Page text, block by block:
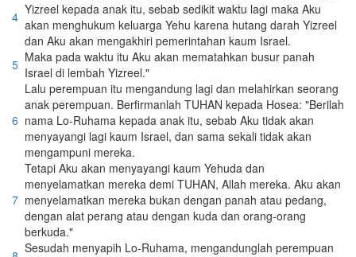
4 Yizreel kepada anak itu, sebab sedikit waktu lagi maka Aku
akan menghukum keluarga Yehu karena hutang darah Yizreel
dan Aku akan mengakhiri pemerintahan kaum Israel.
5 Maka pada waktu itu Aku akan mematahkan busur panah
Israel di lembah Yizreel."
6
Lalu perempuan itu mengandung lagi dan melahirkan seorang
anak perempuan. Berfirmanlah TUHAN kepada Hosea: "Berilah
nama Lo-Ruhama kepada anak itu, sebab Aku tidak akan
menyayangi lagi kaum Israel, dan sama sekali tidak akan
mengampuni mereka.
7
Tetapi Aku akan menyayangi kaum Yehuda dan
menyelamatkan mereka demi TUHAN, Allah mereka. Aku akan
menyelamatkan mereka bukan dengan panah atau pedang,
dengan alat perang atau dengan kuda dan orang-orang
berkuda."
Sesudah menyapih Lo-Ruhama, mengandunglah perempuan